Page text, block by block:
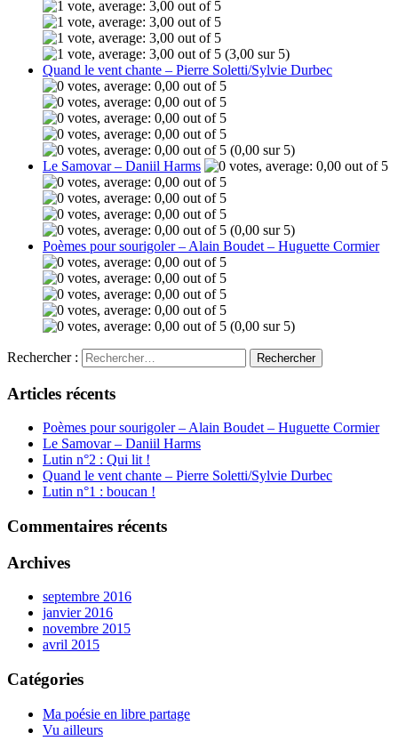
(3,00 sur 5)
Quand le vent chante – Pierre Soletti/Sylvie Durbec
(0,00 sur 5)
Le Samovar – Daniil Harms
(0,00 sur 5)
Poèmes pour sourigoler – Alain Boudet – Huguette Cormier
(0,00 sur 5)
Rechercher :
Articles récents
Poèmes pour sourigoler – Alain Boudet – Huguette Cormier
Le Samovar – Daniil Harms
Lutin n°2 : Qui lit !
Quand le vent chante – Pierre Soletti/Sylvie Durbec
Lutin n°1 : boucan !
Commentaires récents
Archives
septembre 2016
janvier 2016
novembre 2015
avril 2015
Catégories
Ma poésie en libre partage
Vu ailleurs